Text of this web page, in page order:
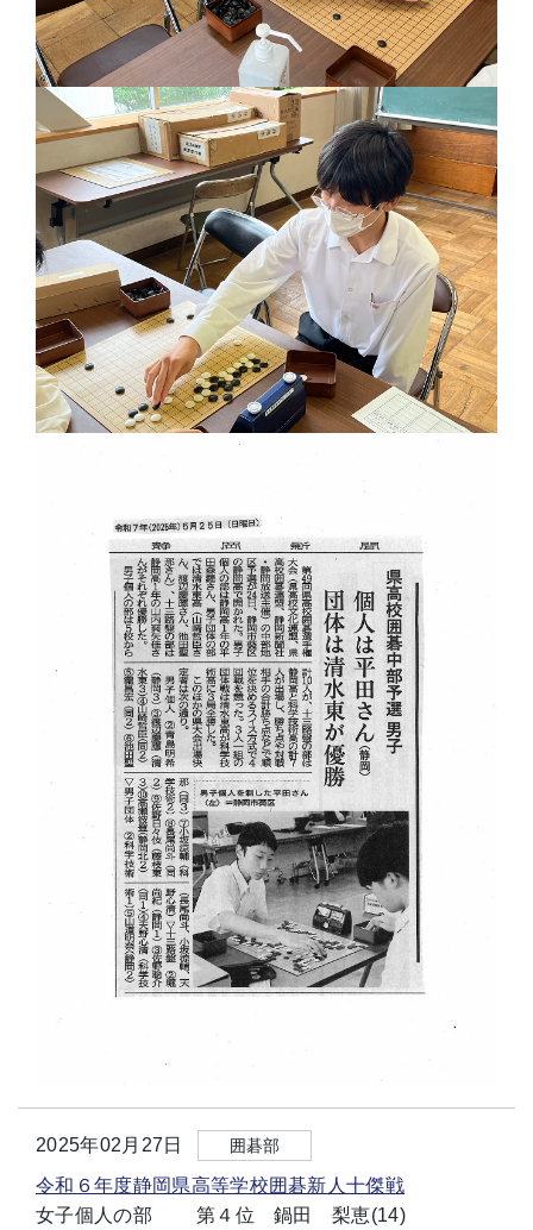
2025年02月27日 囲碁部
令和６年度静岡県高等学校囲碁新人十傑戦
女子個人の部 第４位 鍋田 梨恵(14)